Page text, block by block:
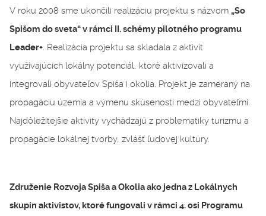
V roku 2008 sme ukončili realizáciu projektu s názvom „So
Spišom do sveta“ v rámci II. schémy pilotného programu
Leader+. Realizácia projektu sa skladala z aktivít
využívajúcich lokálny potenciál, ktoré aktivizovali a
integrovali obyvateľov Spiša i okolia. Projekt je zameraný na
propagáciu územia a výmenu skúsenosti medzi obyvateľmi.
Najdôležitejšie aktivity vychádzajú z problematiky turizmu a
propagácie lokálnej tvorby, zvlášť ľudovej kultúry.
Združenie Rozvoja Spiša a Okolia ako jedna z Lokálnych
skupín aktivistov, ktoré fungovali v rámci 4. osi Programu